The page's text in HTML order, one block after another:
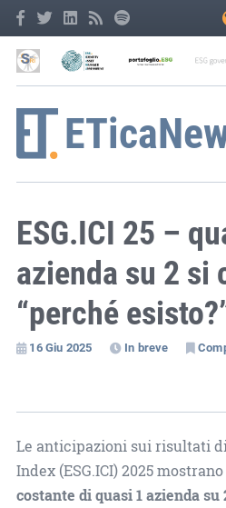
ESG.ICI 25 –
azienda su 2 si
“perché
16 Giu 2025 In breve
Le anticipazioni sui risultati
Index (ESG.ICI) 2025
costante di quasi 1 azienda